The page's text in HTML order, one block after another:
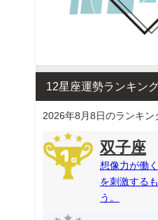
12星座運勢ランキン
2026年8月8日のランキン
双子座
想像力が働
を刺激する
う。